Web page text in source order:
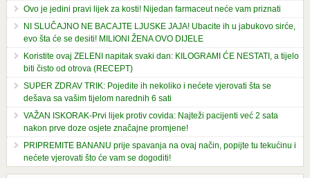
Ovo je jedini pravi lijek za kosti! Nijedan farmaceut neće vam priznati
NI SLUČAJNO NE BACAJTE LJUSKE JAJA! Ubacite ih u jabukovo sirće,
evo šta će se desiti! MILIONI ŽENA OVO DIJELE
Koristite ovaj ZELENI napitak svaki dan: KILOGRAMI ĆE NESTATI, a tijelo
biti čisto od otrova (RECEPT)
SUPER ZDRAV TRIK: Pojedite ih nekoliko i nećete vjerovati šta se
dešava sa vašim tijelom narednih 6 sati
VAŽAN ISKORAK-Prvi lijek protiv covida: Najteži pacijenti već 2 sata
nakon prve doze osjete značajne promjene!
PRIPREMITE BANANU prije spavanja na ovaj način, popijte tu tekućinu i
nećete vjerovati što će vam se dogoditi!